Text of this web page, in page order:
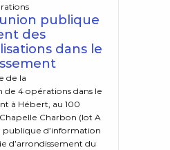
publique
des
dans le
de la
de 4 opérations dans le
à Hébert, au 100
Charbon (lot A
publique d’information
d’arrondissement du